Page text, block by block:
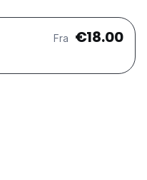
Fra €18.00